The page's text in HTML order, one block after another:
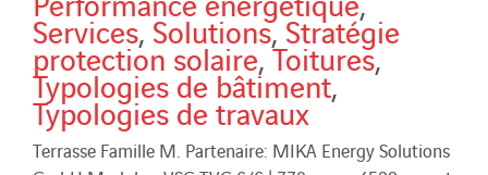
Services,Solutions,Stratégie
protection solaire,Toitures,
Typologies de bâtiment,
Typologies de travaux
Terrasse Famille M. Partenaire: MIKA Energy Solutions